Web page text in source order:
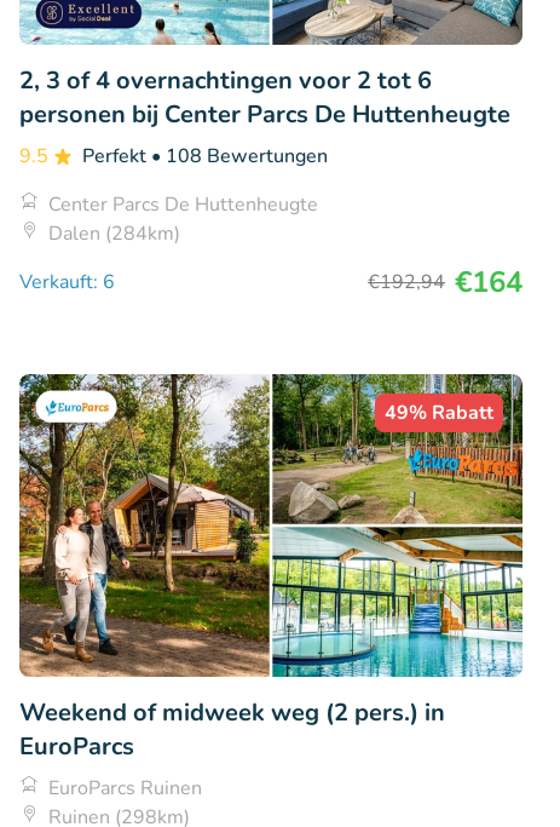
2, 3 of 4 overnachtingen voor 2 tot 6
personen bij Center Parcs De Huttenheugte
9.5 Perfekt • 108 Bewertungen
Center Parcs De Huttenheugte
Dalen (284km)
Verkauft: 6
€192,94 €164
49% Rabatt
Weekend of midweek weg (2 pers.) in
EuroParcs
EuroParcs Ruinen
Ruinen (298km)